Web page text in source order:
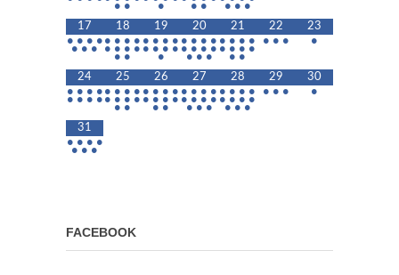
• • • • • • • •
17
• • • •
• • •
18
• • • •
• • • •
• •
19
• • • •
• • • •
•
20
• • • •
• • • •
• • •
21
• • • •
• • • •
• •
22
• • •
23
•
24
• • • •
• • • •
25
• • • •
• • • •
• •
26
• • • •
• • • •
• •
27
• • • •
• • • •
• • •
28
• • • •
• • • •
• • •
29
• • •
30
•
31
• • • •
• • •
FACEBOOK